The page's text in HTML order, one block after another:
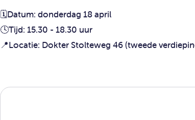
🗓️Datum: donderdag 18 april
🕓Tijd: 15.30 - 18.30 uur
📍Locatie: Dokter Stolteweg 46 (tweede